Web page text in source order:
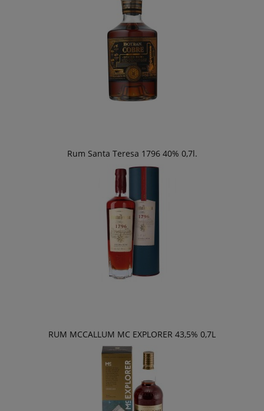
Rum Santa Teresa 1796 40% 0,7l.
RUM MCCALLUM MC EXPLORER 43,5% 0,7L